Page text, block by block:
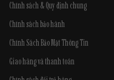
Chính sách & Quy định chung
Chính sách bảo hành
Chính Sách Bảo Mật Thông Tin
Giao hàng và thanh toán